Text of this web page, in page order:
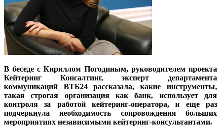
В беседе с Кириллом Погодиным, руководителем проекта
Кейтеринг Консалтинг, эксперт департамента
коммуникаций ВТБ24 рассказала, какие инструменты,
такая строгая организация как банк, использует для
контроля за работой кейтеринг-оператора, и еще раз
подчеркнула необходимость сопровождения больших
мероприятиях независимыми кейтеринг-консультантами.